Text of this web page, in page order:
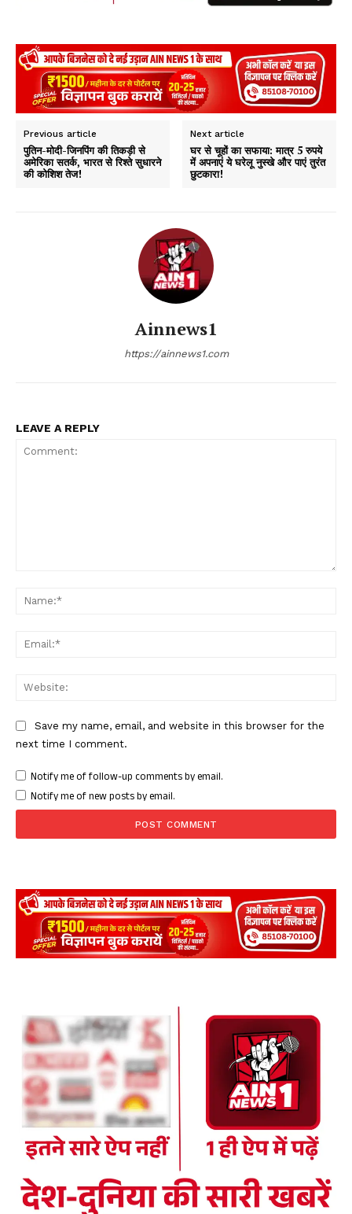
Previous article
पुतिन-मोदी-जिनपिंग की तिकड़ी से
अमेरिका सतर्क, भारत से रिश्ते सुधारने
की कोशिश तेज!
Next article
घर से चूहों का सफाया: मात्र 5 रुपये
में अपनाएं ये घरेलू नुस्खे और पाएं तुरंत
छुटकारा!
Ainnews1
https://ainnews1.com
LEAVE A REPLY
Save my name, email, and website in this browser for the
next time I comment.
Notify me of follow-up comments by email.
Notify me of new posts by email.